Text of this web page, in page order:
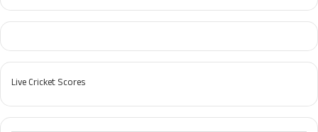
Live Cricket Scores